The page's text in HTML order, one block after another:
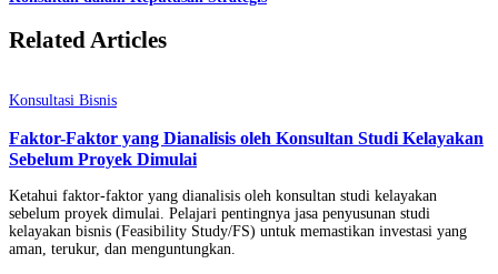
Related Articles
Konsultasi Bisnis
Faktor-Faktor yang Dianalisis oleh Konsultan Studi Kelayakan
Sebelum Proyek Dimulai
Ketahui faktor-faktor yang dianalisis oleh konsultan studi kelayakan
sebelum proyek dimulai. Pelajari pentingnya jasa penyusunan studi
kelayakan bisnis (Feasibility Study/FS) untuk memastikan investasi yang
aman, terukur, dan menguntungkan.